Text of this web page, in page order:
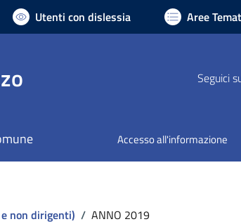
Utenti con dislessia Aree
Seguici
Accesso all'informazione
non dirigenti) / ANNO 2019